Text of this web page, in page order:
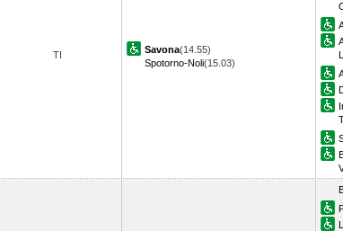
TI Savona(14.55)
Spotorno-Noli(15.03)